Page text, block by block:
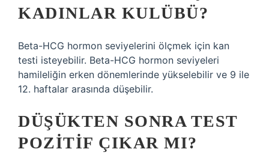
KADINLAR KULÜBÜ?
Beta-HCG hormon seviyelerini ölçmek için kan
testi isteyebilir. Beta-HCG hormon seviyeleri
hamileliğin erken dönemlerinde yükselebilir ve 9 ile
12. haftalar arasında düşebilir.
DÜŞÜKTEN SONRA TEST
POZITIF ÇIKAR MI?